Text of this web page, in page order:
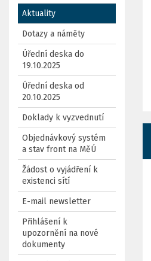
Aktuality
Dotazy a náměty
Úřední deska do
19.10.2025
Úřední deska od
20.10.2025
Doklady k vyzvednutí
Objednávkový systém
a stav front na MěÚ
Žádost o vyjádření k
existenci sítí
E-mail newsletter
Přihlášení k
upozornění na nové
dokumenty